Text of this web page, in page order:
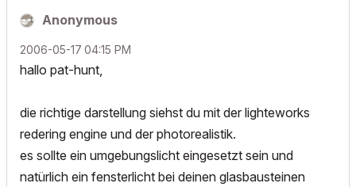
Anonymous
‎2006-05-17 04:15 PM
hallo pat-hunt,
die richtige darstellung siehst du mit der lighteworks
redering engine und der photorealistik.
es sollte ein umgebungslicht eingesetzt sein und
natürlich ein fensterlicht bei deinen glasbausteinen